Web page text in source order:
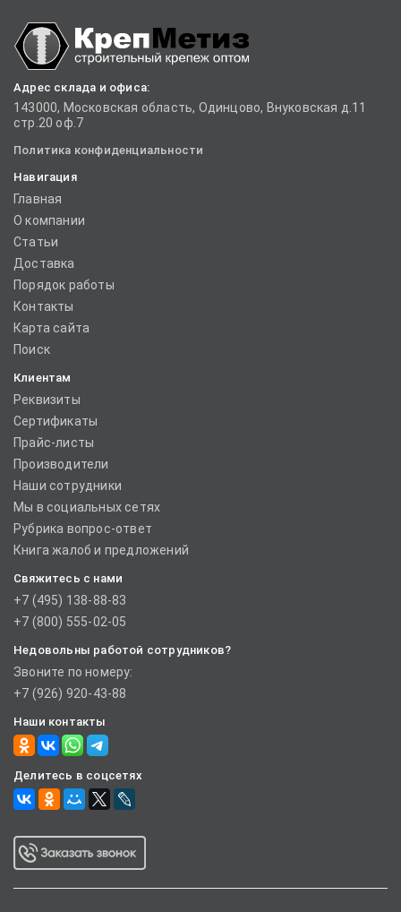
Адрес склада и офиса:
143000, Московская область, Одинцово, Внуковская д.11
стр.20 оф.7
Политика конфиденциальности
Навигация
Главная
О компании
Статьи
Доставка
Порядок работы
Контакты
Карта сайта
Поиск
Клиентам
Реквизиты
Сертификаты
Прайс-листы
Производители
Наши сотрудники
Мы в социальных сетях
Рубрика вопрос-ответ
Книга жалоб и предложений
Свяжитесь с нами
+7 (495) 138-88-83
+7 (800) 555-02-05
Недовольны работой сотрудников?
Звоните по номеру:
+7 (926) 920-43-88
Наши контакты
Делитесь в соцсетях